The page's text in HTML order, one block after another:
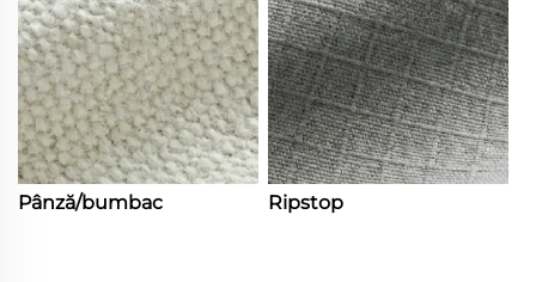
Pânză/bumbac Ripstop